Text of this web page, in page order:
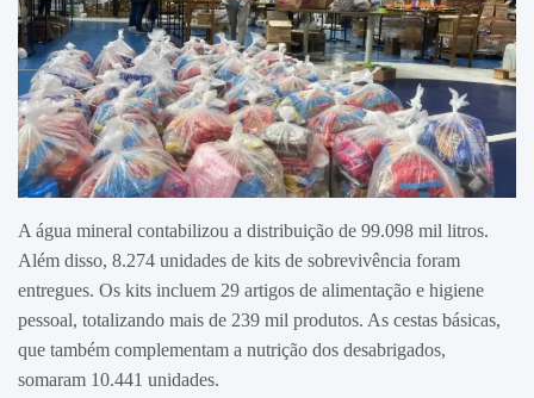
A água mineral contabilizou a distribuição de 99.098 mil litros.
Além disso, 8.274 unidades de kits de sobrevivência foram
entregues. Os kits incluem 29 artigos de alimentação e higiene
pessoal, totalizando mais de 239 mil produtos. As cestas básicas,
que também complementam a nutrição dos desabrigados,
somaram 10.441 unidades.